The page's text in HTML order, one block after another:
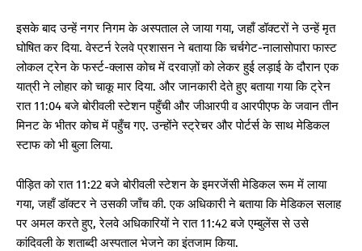
इसके बाद उन्हें नगर निगम के अस्पताल ले जाया गया, जहाँ डॉक्टरों ने उन्हें मृत
घोषित कर दिया. वेस्टर्न रेलवे प्रशासन ने बताया कि चर्चगेट-नालासोपारा फास्ट
लोकल ट्रेन के फर्स्ट-क्लास कोच में दरवाज़ों को लेकर हुई लड़ाई के दौरान एक
यात्री ने लोहार को चाकू मार दिया. और जानकारी देते हुए बताया गया कि ट्रेन
रात 11:04 बजे बोरीवली स्टेशन पहुँची और जीआरपी व आरपीएफ के जवान तीन
मिनट के भीतर कोच में पहुँच गए. उन्होंने स्ट्रेचर और पोर्टर्स के साथ मेडिकल
स्टाफ को भी बुला लिया.
पीड़ित को रात 11:22 बजे बोरीवली स्टेशन के इमरजेंसी मेडिकल रूम में लाया
गया, जहाँ डॉक्टर ने उसकी जाँच की. एक अधिकारी ने बताया कि मेडिकल सलाह
पर अमल करते हुए, रेलवे अधिकारियों ने रात 11:42 बजे एम्बुलेंस से उसे
कांदिवली के शताब्दी अस्पताल भेजने का इंतजाम किया.